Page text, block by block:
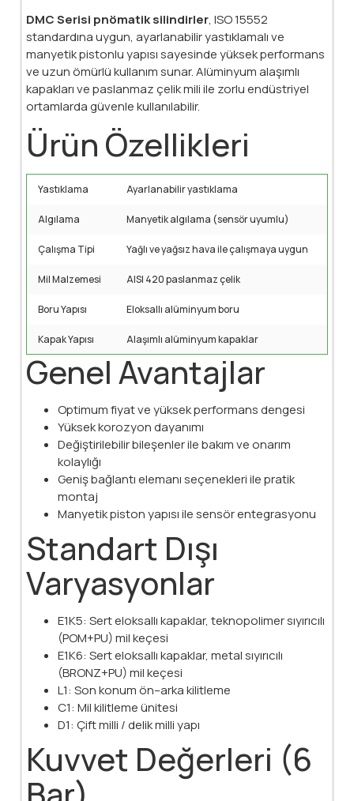
DMC Serisi pnömatik silindirler, ISO 15552
standardına uygun, ayarlanabilir yastıklamalı ve
manyetik pistonlu yapısı sayesinde yüksek performans
ve uzun ömürlü kullanım sunar. Alüminyum alaşımlı
kapakları ve paslanmaz çelik mili ile zorlu endüstriyel
ortamlarda güvenle kullanılabilir.
Ürün Özellikleri
Yastıklama Ayarlanabilir yastıklama
Algılama Manyetik algılama (sensör uyumlu)
Çalışma Tipi Yağlı ve yağsız hava ile çalışmaya uygun
Mil Malzemesi AISI 420 paslanmaz çelik
Boru Yapısı Eloksallı alüminyum boru
Kapak Yapısı Alaşımlı alüminyum kapaklar
Genel Avantajlar
Optimum fiyat ve yüksek performans dengesi
Yüksek korozyon dayanımı
Değiştirilebilir bileşenler ile bakım ve onarım
kolaylığı
Geniş bağlantı elemanı seçenekleri ile pratik
montaj
Manyetik piston yapısı ile sensör entegrasyonu
Standart Dışı
Varyasyonlar
E1K5: Sert eloksallı kapaklar, teknopolimer sıyırıcılı
(POM+PU) mil keçesi
E1K6: Sert eloksallı kapaklar, metal sıyırıcılı
(BRONZ+PU) mil keçesi
L1: Son konum ön–arka kilitleme
C1: Mil kilitleme ünitesi
D1: Çift milli / delik milli yapı
Kuvvet Değerleri (6